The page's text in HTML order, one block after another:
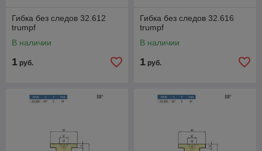
Гибка без следов 32.612
trumpf
В наличии
1 руб.
Гибка без следов 32.616
trumpf
В наличии
1 руб.